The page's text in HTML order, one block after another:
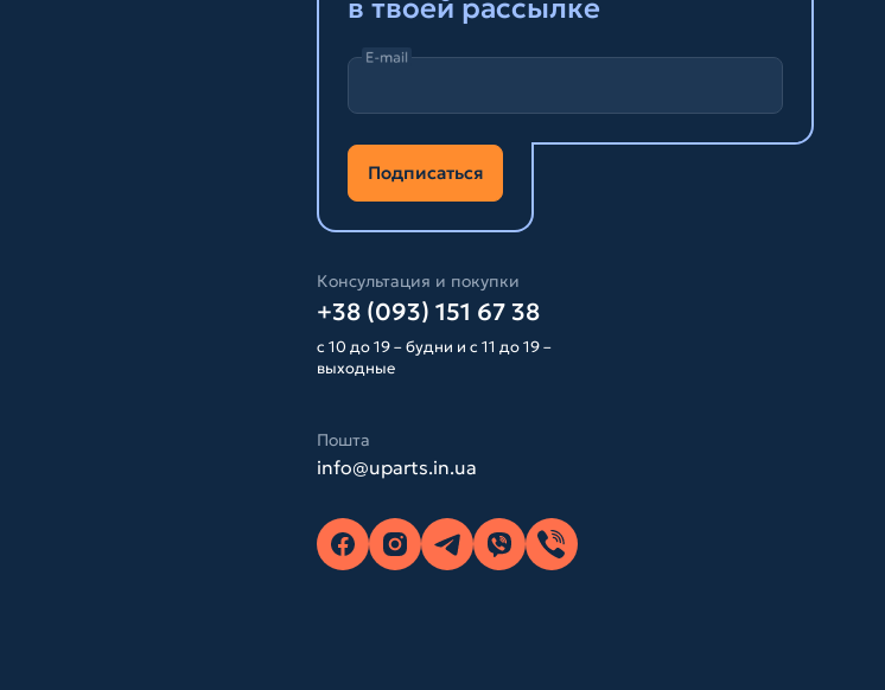
в твоей рассылке
E-mail
Подписаться
Консультация и покупки
+38 (093) 151 67 38
с 10 до 19 – будни и с 11 до 19 –
выходные
Пошта
info@uparts.in.ua